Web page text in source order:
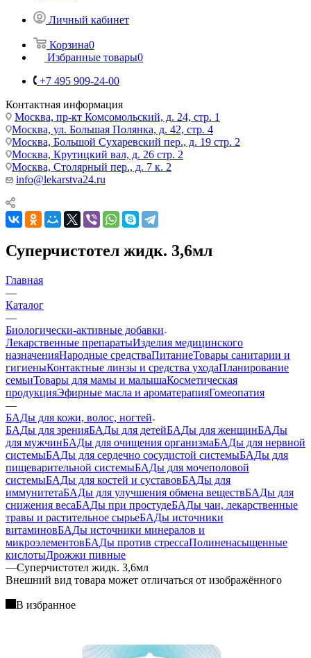
Личный кабинет
Корзина0
Избранные товары0
+7 495 909-24-00
Контактная информация
Москва, пр-кт Комсомольский, д. 24, стр. 1
Москва, ул. Большая Полянка, д. 42, стр. 4
Москва, Большой Сухаревский пер., д. 19 стр. 2
Москва, Крутицкий вал, д. 26 стр. 2
Москва, Столярный пер., д. 7 к. 2
info@lekarstva24.ru
Суперчистотел жидк. 3,6мл
Главная
—
Каталог
—
Биологически-активные добавки
Лекарственные препаратыИзделия медицинского
назначенияНародные средстваПитаниеТовары санитарии и
гигиеныКонтактные линзы и средства уходаПланирование
семьиТовары для мамы и малышаКосметическая
продукцияЭфирные масла и ароматерапияГомеопатия
—
БАДы для кожи, волос, ногтей
БАДы для зренияБАДы для детейБАДы для женщинБАДы
для мужчинБАДы для очищения организмаБАДы для нервной
системыБАДы для сердечно сосудистой системыБАДы для
пищеварительной системыБАДы для мочеполовой
системыБАДы для костей и суставовБАДы для
иммунитетаБАДы для улучшения обмена веществБАДы для
снижения весаБАДы при простудеБАДы чаи, лекарственные
травы и растительное сырьеБАДы источники
витаминовБАДы источники минералов и
микроэлементовБАДы против стрессаПолиненасыщенные
кислотыДрожжи пивные
—Суперчистотел жидк. 3,6мл
Bнешний вид товара может отличаться от изображённого
В избранное